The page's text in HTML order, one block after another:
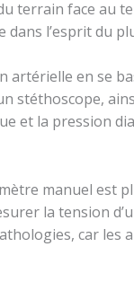
terrain face
dans l’esprit du
artérielle en se
stéthoscope,
et la pression
manuel est
la tension
car les